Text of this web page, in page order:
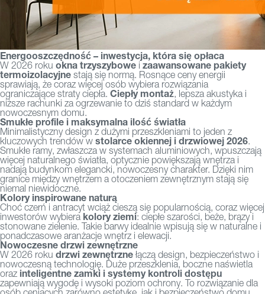
Energooszczędność – inwestycja, która się opłaca
W 2026 roku okna trzyszybowe i zaawansowane pakiety
termoizolacyjne stają się normą. Rosnące ceny energii
sprawiają, że coraz więcej osób wybiera rozwiązania
ograniczające straty ciepła. Ciepły montaż, lepsza akustyka i
niższe rachunki za ogrzewanie to dziś standard w każdym
nowoczesnym domu.
Smukłe profile i maksymalna ilość światła
Minimalistyczny design z dużymi przeszkleniami to jeden z
kluczowych trendów w stolarce okiennej i drzwiowej 2026.
Smukłe ramy, zwłaszcza w systemach aluminiowych, wpuszczają
więcej naturalnego światła, optycznie powiększają wnętrza i
nadają budynkom elegancki, nowoczesny charakter. Dzięki nim
granice między wnętrzem a otoczeniem zewnętrznym stają się
niemal niewidoczne.
Kolory inspirowane naturą
Choć czerń i antracyt wciąż cieszą się popularnością, coraz więcej
inwestorów wybiera kolory ziemi: ciepłe szarości, beże, brązy i
stonowane zielenie. Takie barwy idealnie wpisują się w naturalne i
ponadczasowe aranżacje wnętrz i elewacji.
Nowoczesne drzwi zewnętrzne
W 2026 roku drzwi zewnętrzne łączą design, bezpieczeństwo i
nowoczesną technologię. Duże przeszklenia, boczne naświetla
oraz inteligentne zamki i systemy kontroli dostępu
zapewniają wygodę i wysoki poziom ochrony. To rozwiązanie dla